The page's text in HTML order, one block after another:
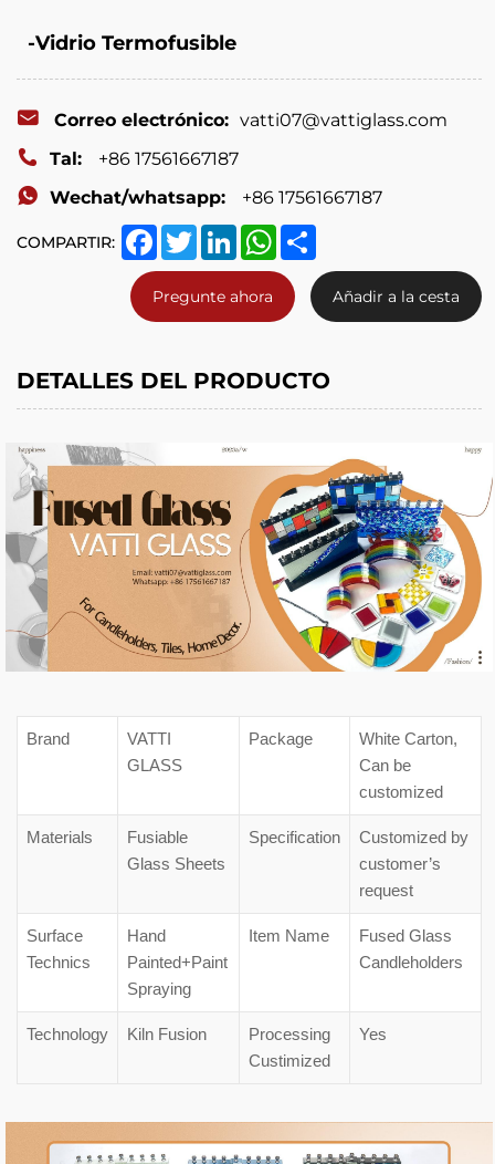
-Vidrio Termofusible
Correo electrónico: vatti07@vattiglass.com
Tal:
+86 17561667187
Wechat/whatsapp:
+86 17561667187
COMPARTIR: FacebookTwitterLinkedInWhatsApp
Pregunte ahora Añadir a la cesta
DETALLES DEL PRODUCTO
Brand
VATTI
GLASS
Package
White Carton,
Can be
customized
Materials
Fusiable
Glass Sheets
Specification
Customized by
customer’s
request
Surface
Technics
Hand
Painted+Paint
Spraying
Item Name
Fused Glass
Candleholders
Technology Kiln Fusion
Processing
Custimized
Yes